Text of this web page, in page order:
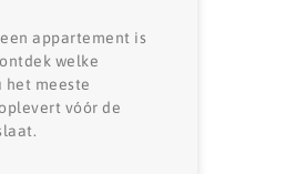
appartement is
welke
het meeste
vóór de